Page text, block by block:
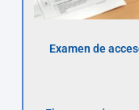
Examen de